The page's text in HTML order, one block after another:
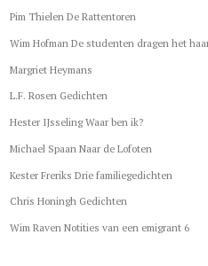
Pim Thielen De Rattentoren
Wim Hofman De studenten dragen het
Margriet Heymans
L.F. Rosen Gedichten
Hester IJsseling Waar ben ik?
Michael Spaan Naar de Lofoten
Kester Freriks Drie familiegedichten
Chris Honingh Gedichten
Wim Raven Notities van een emigrant 6